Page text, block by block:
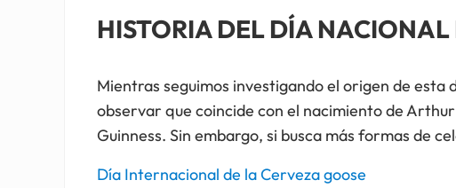
HISTORIA DEL DÍA NACIONAL
Mientras seguimos investigando el origen de esta
observar que coincide con el nacimiento de
Guinness. Sin embargo, si busca más formas de
Día Internacional de la Cerveza goose